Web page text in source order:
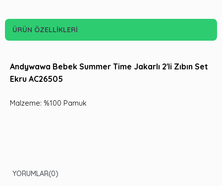
ÜRÜN ÖZELLIKLERI
Andywawa Bebek Summer Time Jakarlı 2'li Zıbın Set
Ekru AC26505
Malzeme: %100 Pamuk
YORUMLAR(0)